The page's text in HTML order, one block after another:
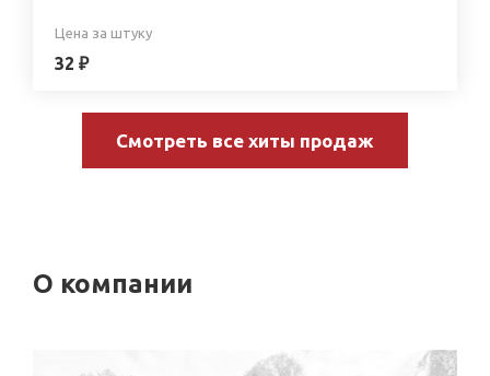
Цена за штуку
32 ₽
Смотреть все хиты продаж
О компании